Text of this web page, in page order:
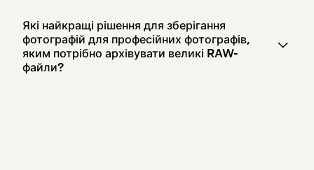
Які найкращі рішення для зберігання
фотографій для професійних фотографів,
яким потрібно архівувати великі RAW-
файли?